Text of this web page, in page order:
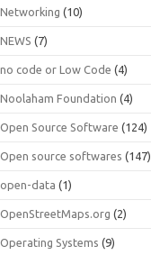
Networking (10)
NEWS (7)
no code or Low Code (4)
Noolaham Foundation (4)
Open Source Software (124)
Open source softwares (147)
open-data (1)
OpenStreetMaps.org (2)
Operating Systems (9)